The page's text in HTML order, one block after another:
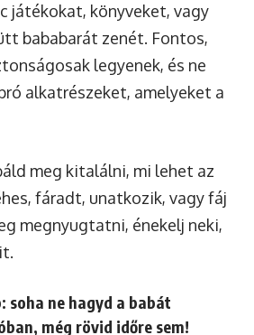
játékokat, könyveket, vagy
bababarát zenét. Fontos,
legyenek, és ne
alkatrészeket, amelyeket a
meg kitalálni, mi lehet az
fáradt, unatkozik, vagy fáj
megnyugtatni, énekelj neki,
soha ne hagyd a babát
, még rövid időre sem!